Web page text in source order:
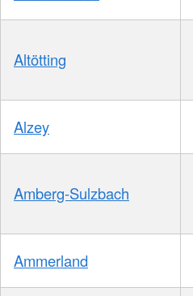
Altötting
Alzey
Amberg-Sulzbach
Ammerland